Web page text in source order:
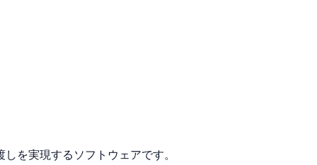
を実現するソフトウェアです。